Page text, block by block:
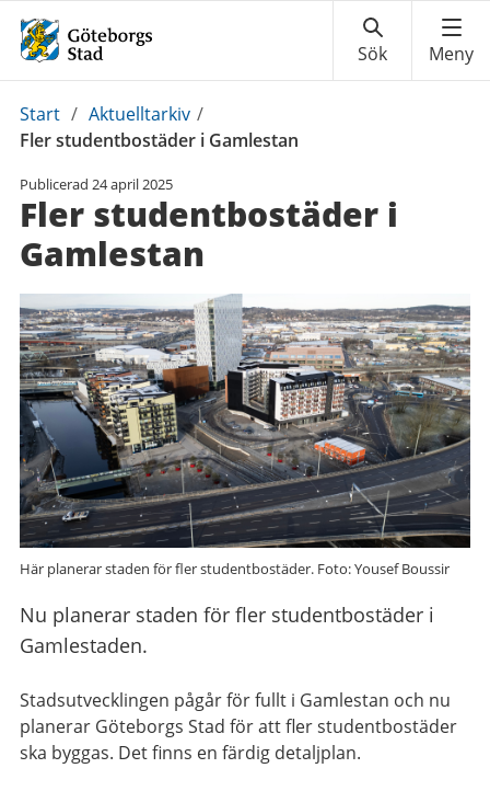
Du
är
Start / Aktuelltarkiv /
Fler studentbostäder i Gamlestan
Publicerad 24 april 2025
Fler studentbostäder i
Gamlestan
Här planerar staden för fler studentbostäder. Foto: Yousef Boussir
Nu planerar staden för fler studentbostäder i
Gamlestaden.
Stadsutvecklingen pågår för fullt i Gamlestan och nu
planerar Göteborgs Stad för att fler studentbostäder
ska byggas. Det finns en färdig detaljplan.